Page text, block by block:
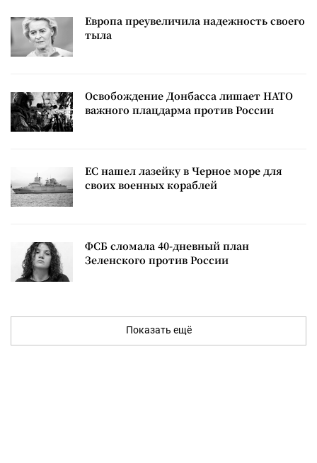
Европа преувеличила надежность своего
тыла
Освобождение Донбасса лишает НАТО
важного плацдарма против России
ЕС нашел лазейку в Черное море для
своих военных кораблей
ФСБ сломала 40-дневный план
Зеленского против России
Показать ещё